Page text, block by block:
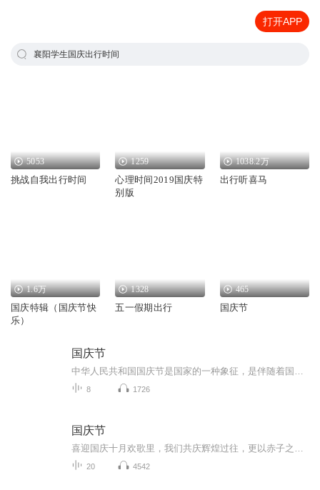
打开APP
襄阳学生国庆出行时间
5053
挑战自我出行时间
1259
心理时间2019国庆特
别版
1038.2万
出行听喜马
1.6万
国庆特辑（国庆节快
乐）
1328
五一假期出行
465
国庆节
国庆节
8 1726
国庆节
20 4542